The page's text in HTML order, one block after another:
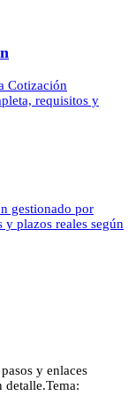
Cotización
requisitos y
gestionado por
plazos reales según
y enlaces
detalle.Tema: